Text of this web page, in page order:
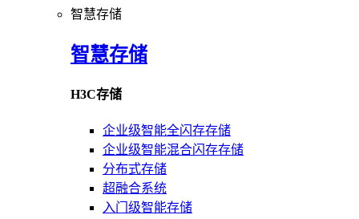
智慧存储
智慧存储
H3C存储
企业级智能全闪存存储
企业级智能混合闪存存储
分布式存储
超融合系统
入门级智能存储